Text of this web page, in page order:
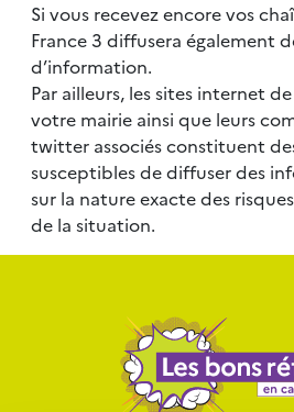
Si vous recevez encore vos
France 3 diffusera également
d’information.
Par ailleurs, les sites internet
votre mairie ainsi que leurs
twitter associés constituent
susceptibles de diffuser des
sur la nature exacte des
de la situation.